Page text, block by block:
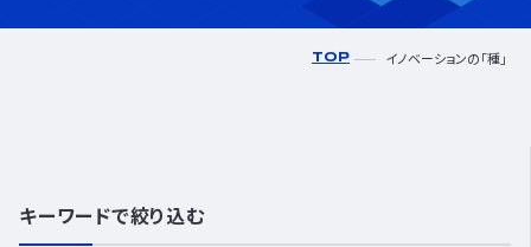
TOP イノベーションの「種」
キーワードで絞り込む